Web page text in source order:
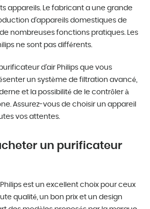
appareils. Le fabricant a une grande
d’appareils domestiques de
nombreuses fonctions pratiques. Les
ne sont pas différents.
d’air Philips que vous
un système de filtration avancé,
et la possibilité de le contrôler à
Assurez-vous de choisir un appareil
vos attentes.
un purificateur
est un excellent choix pour ceux
qualité, un bon prix et un design